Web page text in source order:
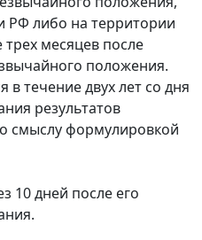
РФ либо на территории
месяцев после
положения.
течение двух лет со дня
результатов
смыслу формулировкой
10 дней после его